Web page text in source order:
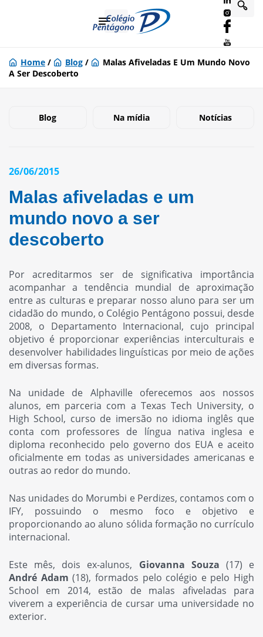
Home / Blog /
Malas Afiveladas E Um Mundo Novo
A Ser Descoberto
Blog Na mídia Notícias
26/06/2015
Malas afiveladas e um
mundo novo a ser
descoberto
Por acreditarmos ser de significativa importância
acompanhar a tendência mundial de aproximação
entre as culturas e preparar nosso aluno para ser um
cidadão do mundo, o Colégio Pentágono possui, desde
2008, o Departamento Internacional, cujo principal
objetivo é proporcionar experiências interculturais e
desenvolver habilidades linguísticas por meio de ações
em diversas formas.
Na unidade de Alphaville oferecemos aos nossos
alunos, em parceria com a Texas Tech University, o
High School, curso de imersão no idioma inglês que
conta com professores de língua nativa inglesa e
diploma reconhecido pelo governo dos EUA e aceito
oficialmente em todas as universidades americanas e
outras ao redor do mundo.
Nas unidades do Morumbi e Perdizes, contamos com o
IFY, possuindo o mesmo foco e objetivo e
proporcionando ao aluno sólida formação no currículo
internacional.
Este mês, dois ex-alunos, Giovanna Souza (17) e
André Adam (18), formados pelo colégio e pelo High
School em 2014, estão de malas afiveladas para
viverem a experiência de cursar uma universidade no
exterior.